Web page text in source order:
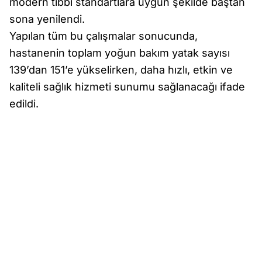
sona yenilendi.
Yapılan tüm bu çalışmalar sonucunda,
hastanenin toplam yoğun bakım yatak sayısı
139’dan 151’e yükselirken, daha hızlı, etkin ve
kaliteli sağlık hizmeti sunumu sağlanacağı ifade
edildi.